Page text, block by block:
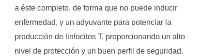
a éste completo, de forma que no puede inducir
enfermedad, y un adyuvante para potenciar la
producción de linfocitos T, proporcionando un alto
nivel de protección y un buen perfil de seguridad.